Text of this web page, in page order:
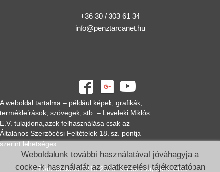
Weboldalunk további használatával jóváhagyja a
cooke-k használatát az adatkezelési tájékoztatóban
+36 30 / 303 61 34
info@penztarcanet.hu
A weboldal tartalma – például képek, grafikák,
termékleírások, szövegek, stb. – Leveleki Miklós
E.V. tulajdona,azok felhasználása csak az
Általános Szerződési Feltételek 18. sz. pontja
szerint lehetséges.
© Pénztárcanet 2016-2026. Minden jog fenntartva.